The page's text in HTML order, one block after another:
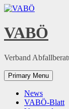
Skip
content
VABÖ
Verband
Primary Menu
News
VABÖ-Blatt